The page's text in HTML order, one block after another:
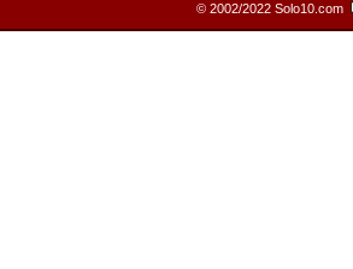
© 2002/2022 Solo10.com